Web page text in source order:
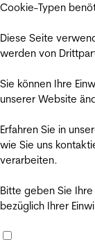
Cookie-Typen
Diese Seite
werden von
Sie können Ihre
unserer Website
Erfahren Sie in
wie Sie uns
verarbeiten.
Bitte geben Sie
bezüglich Ihrer